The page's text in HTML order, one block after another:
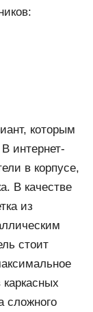
которым
интернет-
в корпусе,
В качестве
из
стоит
сложного